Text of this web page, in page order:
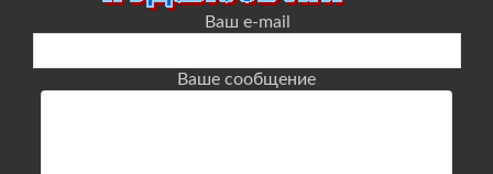
Ваш e-mail
Ваше сообщение